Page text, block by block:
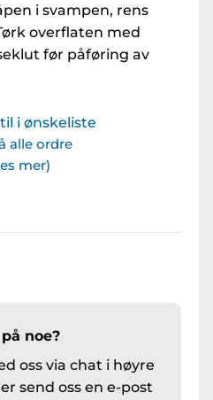
i svampen, rens
overflaten med
før påføring av
i ønskeliste
alle ordre
mer)
noe?
oss via chat i høyre
send oss en e-post